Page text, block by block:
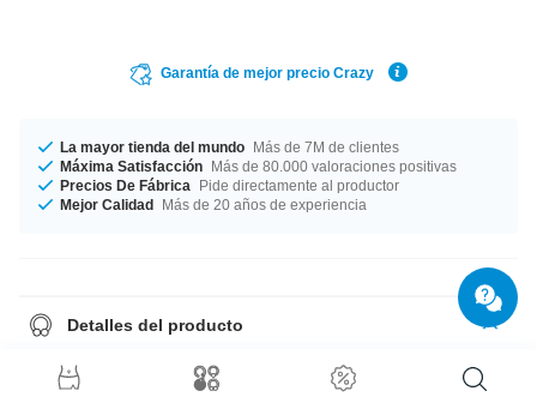
Garantía de mejor precio Crazy
La mayor tienda del mundo Más de 7M de clientes
Máxima Satisfacción Más de 80.000 valoraciones positivas
Precios De Fábrica
Pide directamente al productor
Mejor Calidad Más de 20 años de experiencia
Detalles del producto
facilmente.